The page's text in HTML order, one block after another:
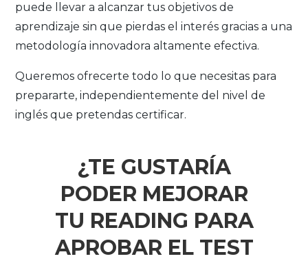
puede llevar a alcanzar tus objetivos de
aprendizaje sin que pierdas el interés gracias a una
metodología innovadora altamente efectiva.
Queremos ofrecerte todo lo que necesitas para
prepararte, independientemente del nivel de
inglés que pretendas certificar.
¿TE GUSTARÍA
PODER MEJORAR
TU READING PARA
APROBAR EL TEST